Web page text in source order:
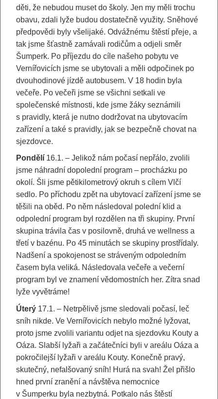
děti, že nebudou muset do školy. Jen my měli trochu
obavu, zdali lyže budou dostatečně využity. Sněhové
předpovědi byly všelijaké. Odvážnému štěstí přeje, a
tak jsme šťastně zamávali rodičům a odjeli směr
Šumperk. Po příjezdu do cíle našeho pobytu ve
Vernířovicích jsme se ubytovali a měli odpočinek po
dvouhodinové jízdě autobusem. V 18 hodin byla
večeře. Po večeři jsme se všichni setkali ve
společenské místnosti, kde jsme žáky seznámili
s pravidly, která je nutno dodržovat na ubytovacím
zařízení a také s pravidly, jak se bezpečně chovat na
sjezdovce.
Pondělí 16.1. – Jelikož nám počasí nepřálo, zvolili
jsme náhradní dopolední program – procházku po
okolí. Šli jsme pětikilometrový okruh s cílem Vlčí
sedlo. Po příchodu zpět na ubytovací zařízení jsme se
těšili na oběd. Po něm následoval polední klid a
odpolední program byl rozdělen na tři skupiny. První
skupina trávila čas v posilovně, druhá ve wellness a
třetí v bazénu. Po 45 minutách se skupiny prostřídaly.
Nadšení a spokojenost se stráveným odpoledním
časem byla veliká. Následovala večeře a večerní
program byl ve znamení vědomostních her. Zítra snad
lyže vyvětráme!
Úterý 17.1. – Netrpělivě jsme sledovali počasí, leč
sníh nikde. Ve Vernířovicích nebylo možné lyžovat,
proto jsme zvolili variantu odjet na sjezdovku Kouty a
Oáza. Slabší lyžaři a začátečníci byli v areálu Oáza a
pokročilejší lyžaři v areálu Kouty. Konečně pravý,
skutečný, nefalšovaný sníh! Hurá na svah! Žel přišlo
hned první zranění a návštěva nemocnice
v Šumperku byla nezbytná. Potkalo nás štěstí